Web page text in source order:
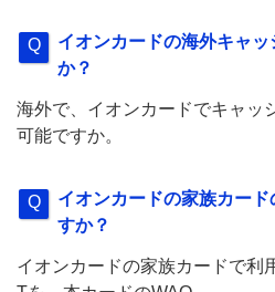
イオンカードの海外キャ
か？
海外で、イオンカードでキャッ
可能ですか。
イオンカードの家族カー
すか？
イオンカードの家族カードで利